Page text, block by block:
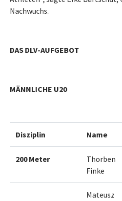
Nachwuchs.
DAS DLV-AUFGEBOT
MÄNNLICHE U20
Disziplin Name
200 Meter
Thorben
Finke
Mateusz